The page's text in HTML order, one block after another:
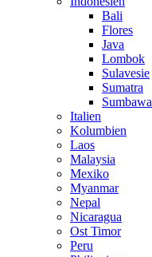
Bali
Flores
Java
Lombok
Sulavesie
Sumatra
Sumbawa
Italien
Kolumbien
Laos
Malaysia
Mexiko
Myanmar
Nepal
Nicaragua
Ost Timor
Peru